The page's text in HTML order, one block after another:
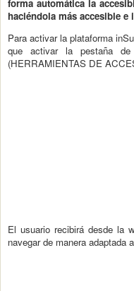
forma automática la
haciéndola más accesible e
Para activar la plataforma
que activar la pestaña
(HERRAMIENTAS DE
El usuario recibirá desde la
navegar de manera adaptada